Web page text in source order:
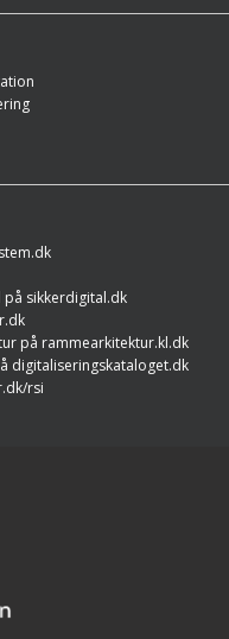
sikkerdigital.dk
på rammearkitektur.kl.dk
digitaliseringskataloget.dk
rsi